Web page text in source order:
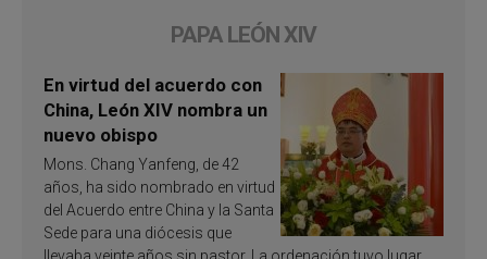
PAPA LEÓN XIV
En virtud del acuerdo con
China, León XIV nombra un
nuevo obispo
Mons. Chang Yanfeng, de 42
años, ha sido nombrado en virtud
del Acuerdo entre China y la Santa
Sede para una diócesis que
llevaba veinte años sin pastor. La ordenación tuvo lugar